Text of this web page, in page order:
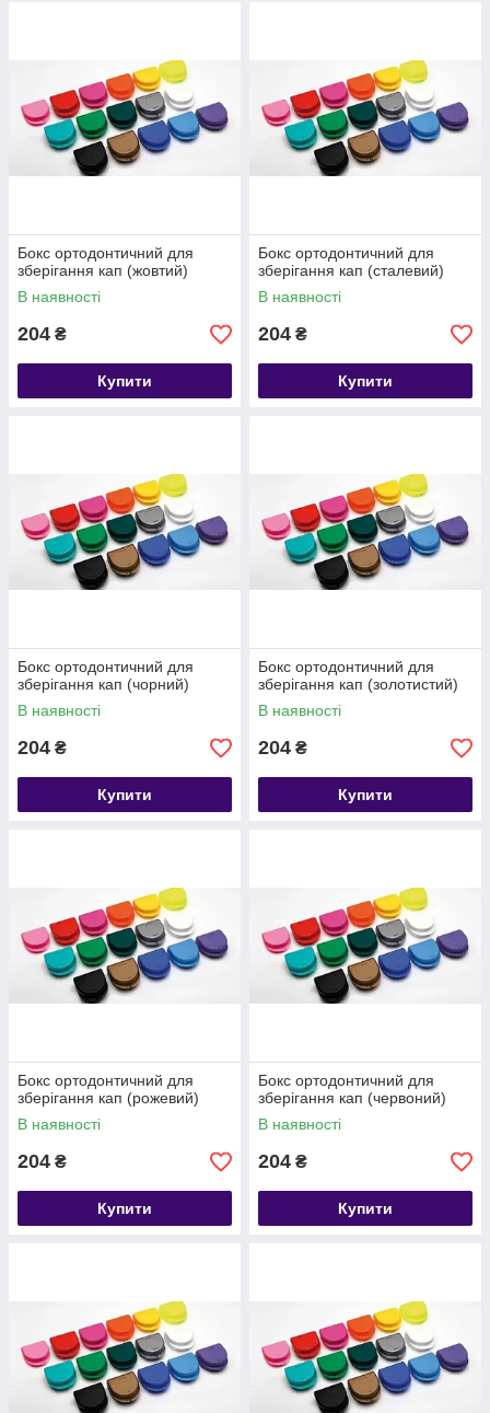
Бокс ортодонтичний для
зберігання кап (жовтий)
В наявності
204 ₴
Купити
Бокс ортодонтичний для
зберігання кап (сталевий)
В наявності
204 ₴
Купити
Бокс ортодонтичний для
зберігання кап (чорний)
В наявності
204 ₴
Купити
Бокс ортодонтичний для
зберігання кап (золотистий)
В наявності
204 ₴
Купити
Бокс ортодонтичний для
зберігання кап (рожевий)
В наявності
204 ₴
Купити
Бокс ортодонтичний для
зберігання кап (червоний)
В наявності
204 ₴
Купити